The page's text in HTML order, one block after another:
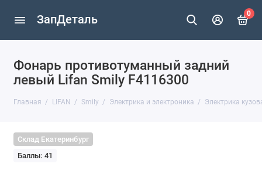
ЗапДеталь 0
Фонарь противотуманный задний
левый Lifan Smily F4116300
Главная LIFAN Smily Электрика и электроника Электрика
Склад Екатеринбург
Баллы: 41